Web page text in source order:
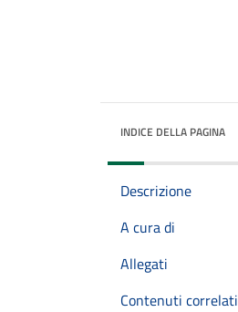
INDICE DELLA PAGINA
Descrizione
A cura di
Allegati
Contenuti correlati